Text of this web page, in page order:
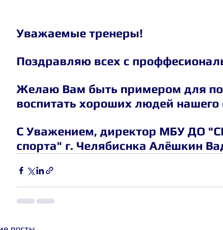
Уважаемые тренеры!
Поздравляю всех с
Желаю Вам быть примером для
воспитать хороших людей нашего
С Уважением, директор МБУ ДО
спорта" г. Челябиснка Алёшкин